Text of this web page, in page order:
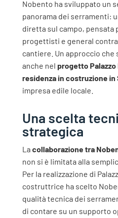
Nobento ha sviluppato un
panorama dei serramenti:
diretta sul campo, pensata
progettisti e general
cantiere. Un approccio
anche nel progetto
residenza in costruzione in
impresa edile locale.
Una scelta
strategica
La collaborazione tra
non si è limitata alla
Per la realizzazione di
costruttrice ha scelto
qualità tecnica dei
di contare su un supporto